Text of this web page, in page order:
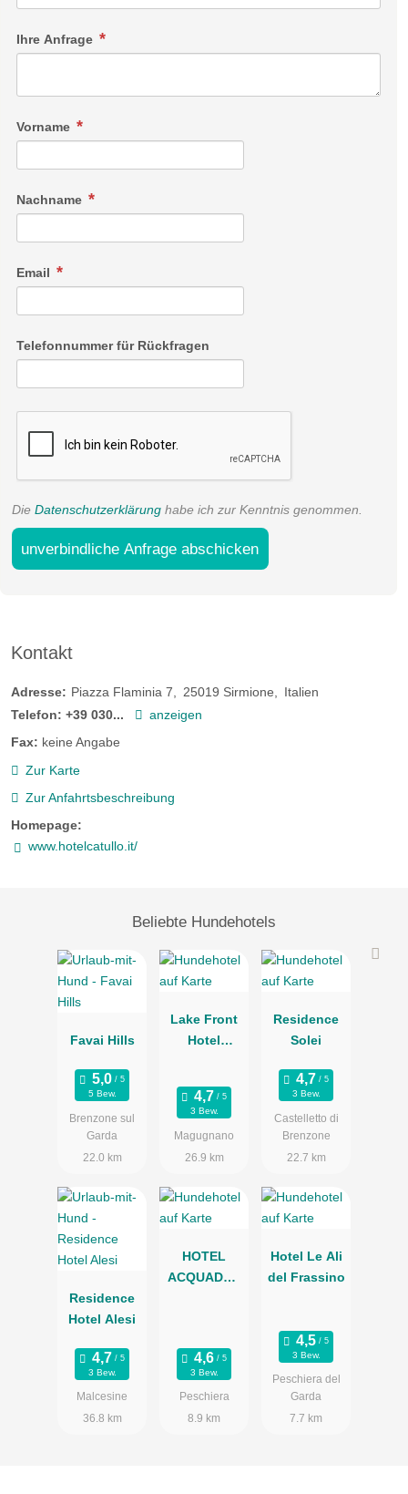
Ihre Anfrage
Vorname
Nachname
Email
Telefonnummer für Rückfragen
Die Datenschutzerklärung habe ich zur Kenntnis genommen.
unverbindliche Anfrage abschicken
Kontakt
Adresse: Piazza Flaminia 7 25019 Sirmione
Italien
Telefon: +39 030...
anzeigen
Fax: keine Angabe
Zur Karte
Zur Anfahrtsbeschreibung
Homepage:
www.hotelcatullo.it/
Beliebte Hundehotels
Favai Hills
5 Bew.
Brenzone sul
Garda
22.0 km
Lake Front
Hotel
3 Bew.
Magugnano
26.9 km
Residence
Solei
3 Bew.
Castelletto di
Brenzone
22.7 km
Residence
Hotel Alesi
3 Bew.
Malcesine
36.8 km
HOTEL
ACQUADOL
3 Bew.
Peschiera
8.9 km
Hotel Le Ali
del Frassino
3 Bew.
Peschiera del
Garda
7.7 km